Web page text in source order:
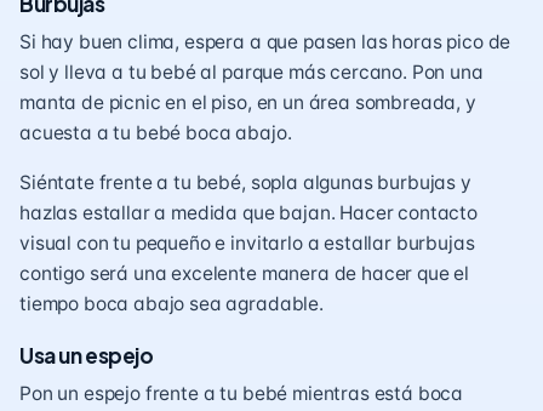
Si hay buen clima, espera a que pasen las horas pico de
sol y lleva a tu bebé al parque más cercano. Pon una
manta de picnic en el piso, en un área sombreada, y
acuesta a tu bebé boca abajo.
Siéntate frente a tu bebé, sopla algunas burbujas y
hazlas estallar a medida que bajan. Hacer contacto
visual con tu pequeño e invitarlo a estallar burbujas
contigo será una excelente manera de hacer que el
tiempo boca abajo sea agradable.
Usa un espejo
Pon un espejo frente a tu bebé mientras está boca